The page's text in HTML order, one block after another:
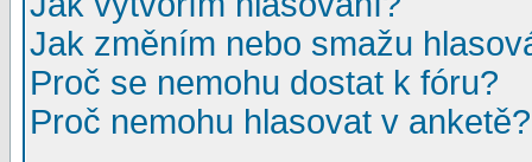
Jak změním nebo smažu
Proč se nemohu dostat k fóru?
Proč nemohu hlasovat v anketě?